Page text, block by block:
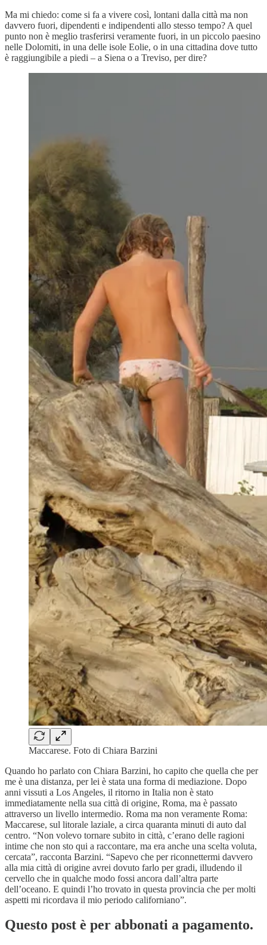
Ma mi chiedo: come si fa a vivere così, lontani dalla città ma non
davvero fuori, dipendenti e indipendenti allo stesso tempo? A quel
punto non è meglio trasferirsi veramente fuori, in un piccolo paesino
nelle Dolomiti, in una delle isole Eolie, o in una cittadina dove tutto
è raggiungibile a piedi – a Siena o a Treviso, per dire?
Maccarese. Foto di Chiara Barzini
Quando ho parlato con Chiara Barzini, ho capito che quella che per
me è una distanza, per lei è stata una forma di mediazione. Dopo
anni vissuti a Los Angeles, il ritorno in Italia non è stato
immediatamente nella sua città di origine, Roma, ma è passato
attraverso un livello intermedio. Roma ma non veramente Roma:
Maccarese, sul litorale laziale, a circa quaranta minuti di auto dal
centro. “Non volevo tornare subito in città, c’erano delle ragioni
intime che non sto qui a raccontare, ma era anche una scelta voluta,
cercata”, racconta Barzini. “Sapevo che per riconnettermi davvero
alla mia città di origine avrei dovuto farlo per gradi, illudendo il
cervello che in qualche modo fossi ancora dall’altra parte
dell’oceano. E quindi l’ho trovato in questa provincia che per molti
aspetti mi ricordava il mio periodo californiano”.
Questo post è per abbonati a pagamento.